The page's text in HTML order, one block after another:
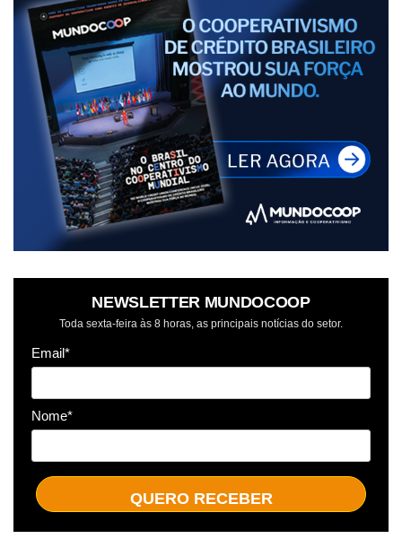
NEWSLETTER MUNDOCOOP
Toda sexta-feira às 8 horas, as principais notícias do setor.
Email*
Nome*
QUERO RECEBER